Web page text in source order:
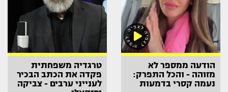
הודעה ממספר לא
מזוהה - והכל התפרק:
נעמה קסרי בדמעות
טרגדיה משפחתית
פקדה את הכתב הבכיר
לענייני ערבים - צביקה